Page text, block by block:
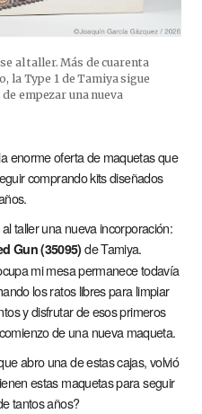
al taller. Más de cuarenta
la Type 1 de Tamiya sigue
empezar una nueva
enorme oferta de maquetas que
comprando kits diseñados
taller una nueva incorporación:
Gun (35095) de Tamiya.
mi mesa permanece todavía
los ratos libres para limpiar
y disfrutar de esos primeros
de una nueva maqueta.
abro una de estas cajas, volvió
estas maquetas para seguir
tantos años?